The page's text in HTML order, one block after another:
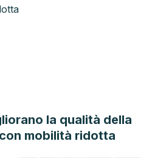
la qualità della
mobilità ridotta